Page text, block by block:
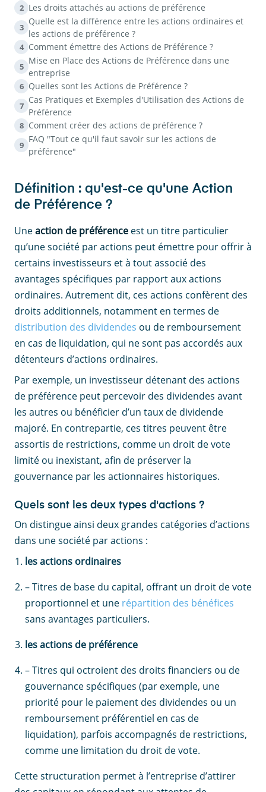
2 Les droits attachés au actions de préférence
3
Quelle est la différence entre les actions ordinaires et
les actions de préférence ?
4 Comment émettre des Actions de Préférence ?
5
Mise en Place des Actions de Préférence dans une
entreprise
6 Quelles sont les Actions de Préférence ?
7
Cas Pratiques et Exemples d'Utilisation des Actions de
Préférence
8 Comment créer des actions de préférence ?
9
FAQ "Tout ce qu'il faut savoir sur les actions de
préférence"
Définition : qu'est-ce qu'une Action
de Préférence ?
Uneaction de préférence est un titre particulier
qu’une société par actions peut émettre pour offrir à
certains investisseurs et à tout associé des
avantages spécifiques par rapport aux actions
ordinaires. Autrement dit, ces actions confèrent des
droits additionnels, notamment en termes de
distribution des dividendes ou de remboursement
en cas de liquidation, qui ne sont pas accordés aux
détenteurs d’actions ordinaires.
Par exemple, un investisseur détenant des actions
de préférence peut percevoir des dividendes avant
les autres ou bénéficier d’un taux de dividende
majoré. En contrepartie, ces titres peuvent être
assortis de restrictions, comme un droit de vote
limité ou inexistant, afin de préserver la
gouvernance par les actionnaires historiques.
Quels sont les deux types d'actions ?
On distingue ainsi deux grandes catégories d’actions
dans une société par actions :
les actions ordinaires
– Titres de base du capital, offrant un droit de vote
proportionnel et une répartition des bénéfices
sans avantages particuliers.
les actions de préférence
– Titres qui octroient des droits financiers ou de
gouvernance spécifiques (par exemple, une
priorité pour le paiement des dividendes ou un
remboursement préférentiel en cas de
liquidation), parfois accompagnés de restrictions,
comme une limitation du droit de vote.
Cette structuration permet à l’entreprise d’attirer